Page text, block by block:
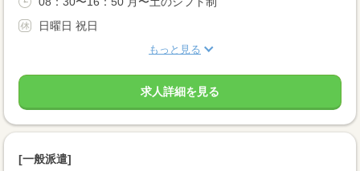
日曜日 祝日
もっと見る
求人詳細を見る
[一般派遣]